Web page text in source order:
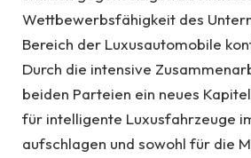
Wettbewerbsfähigkeit des
Bereich der Luxusautomobile
Durch die intensive
beiden Parteien ein neues
für intelligente Luxusfahrzeuge
aufschlagen und sowohl für die